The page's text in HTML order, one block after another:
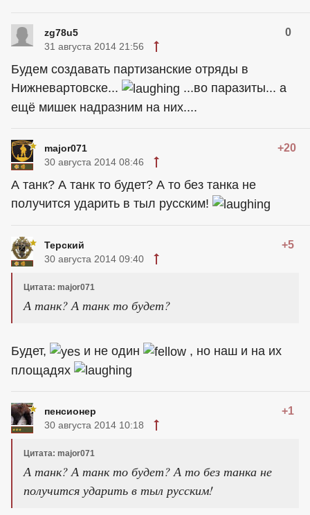
zg78u5 0
31 августа 2014 21:56
Будем создавать партизанские отряды в
Нижневартовске...
...во паразиты... а
ещё мишек надразним на них....
major071 +20
30 августа 2014 08:46
А танк? А танк то будет? А то без танка не
получится ударить в тыл русским!
Терский +5
30 августа 2014 09:40
Цитата: major071
А танк? А танк то будет?
Будет, и не один
, но наш и на их
площадях
пенсионер +1
30 августа 2014 10:18
Цитата: major071
А танк? А танк то будет? А то без танка не
получится ударить в тыл русским!